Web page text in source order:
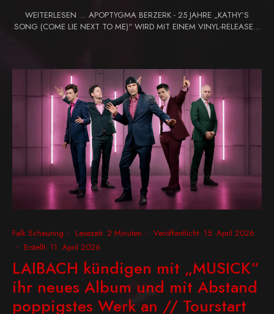
WEITERLESEN … APOPTYGMA BERZERK - 25 JAHRE „KATHY’S
SONG (COME LIE NEXT TO ME)“ WIRD MIT EINEM VINYL-RELEASE...
Falk Scheuring Lesezeit: 2 Minuten
Veröffentlicht: 15. April 2026
Erstellt: 11. April 2026
LAIBACH kündigen mit „MUSICK“
ihr neues Album und mit Abstand
poppigstes Werk an // Tourstart